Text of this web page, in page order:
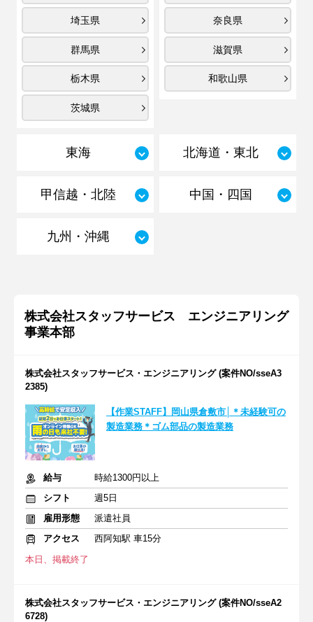
埼玉県
群馬県
栃木県
茨城県
奈良県
滋賀県
和歌山県
東海 北海道・東北
甲信越・北陸 中国・四国
九州・沖縄
株式会社スタッフサービス エンジニアリング
事業本部
株式会社スタッフサービス・エンジニアリング (案件NO/sseA3
2385)
【作業STAFF】岡山県倉敷市│＊未経験可の
製造業務＊ゴム部品の製造業務
給与
時給1300円以上
シフト
週5日
雇用形態
派遣社員
アクセス
西阿知駅 車15分
本日、掲載終了
株式会社スタッフサービス・エンジニアリング (案件NO/sseA2
6728)